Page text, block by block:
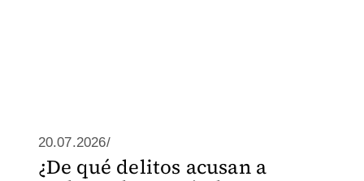
20.07.2026/
¿De qué delitos acusan a